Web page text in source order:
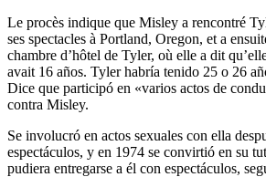
Le procès indique que Misley a rencontré
ses spectacles à Portland, Oregon, et a
chambre d’hôtel de Tyler, où elle a dit
avait 16 años. Tyler habría tenido 25 o 26
Dice que participó en «varios actos de
contra Misley.
Se involucró en actos sexuales con ella
espectáculos, y en 1974 se convirtió en su
pudiera entregarse a él con espectáculos,